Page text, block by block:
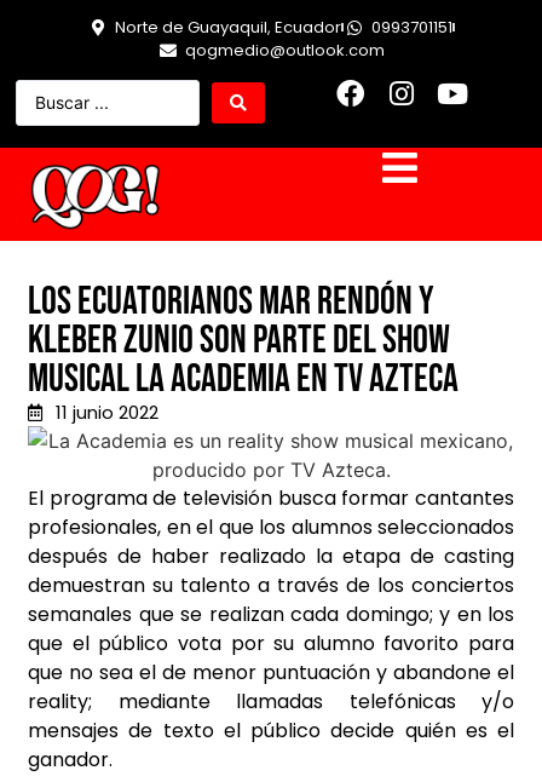
Norte de Guayaquil, Ecuador
0993701151
qogmedio@outlook.com
Los ecuatorianos Mar Rendón y
Kleber Zunio son parte del show
musical La Academia en TV Azteca
11 junio 2022
El programa de televisión busca formar cantantes
profesionales, en el que los alumnos seleccionados
después de haber realizado la etapa de casting
demuestran su talento a través de los conciertos
semanales que se realizan cada domingo; y en los
que el público vota por su alumno favorito para
que no sea el de menor puntuación y abandone el
reality; mediante llamadas telefónicas y/o
mensajes de texto el público decide quién es el
ganador.